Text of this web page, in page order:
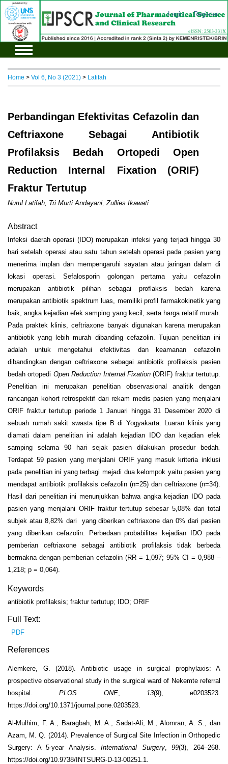
Login Register
Home > Vol 6, No 3 (2021) > Latifah
Perbandingan Efektivitas Cefazolin dan
Ceftriaxone Sebagai Antibiotik
Profilaksis Bedah Ortopedi Open
Reduction Internal Fixation (ORIF)
Fraktur Tertutup
Nurul Latifah, Tri Murti Andayani, Zullies Ikawati
Abstract
Infeksi daerah operasi (IDO) merupakan infeksi yang terjadi hingga 30
hari setelah operasi atau satu tahun setelah operasi pada pasien yang
menerima implan dan mempengaruhi sayatan atau jaringan dalam di
lokasi operasi. Sefalosporin golongan pertama yaitu cefazolin
merupakan antibiotik pilihan sebagai proflaksis bedah karena
merupakan antibiotik spektrum luas, memiliki profil farmakokinetik yang
baik, angka kejadian efek samping yang kecil, serta harga relatif murah.
Pada praktek klinis, ceftriaxone banyak digunakan karena merupakan
antibiotik yang lebih murah dibanding cefazolin. Tujuan penelitian ini
adalah untuk mengetahui efektivitas dan keamanan cefazolin
dibandingkan dengan ceftriaxone sebagai antibiotik profilaksis pasien
bedah ortopedi Open Reduction Internal Fixation(ORIF) fraktur tertutup.
Penelitian ini merupakan penelitian observasional analitik dengan
rancangan kohort retrospektif dari rekam medis pasien yang menjalani
ORIF fraktur tertutup periode 1 Januari hingga 31 Desember 2020 di
sebuah rumah sakit swasta tipe B di Yogyakarta. Luaran klinis yang
diamati dalam penelitian ini adalah kejadian IDO dan kejadian efek
samping selama 90 hari sejak pasien dilakukan prosedur bedah.
Terdapat 59 pasien yang menjalani ORIF yang masuk kriteria inklusi
pada penelitian ini yang terbagi mejadi dua kelompok yaitu pasien yang
mendapat antibiotik profilaksis cefazolin (n=25) dan ceftriaxone (n=34).
Hasil dari penelitian ini menunjukkan bahwa angka kejadian IDO pada
pasien yang menjalani ORIF fraktur tertutup sebesar 5,08% dari total
subjek atau 8,82% dari yang diberikan ceftriaxone dan 0% dari pasien
yang diberikan cefazolin. Perbedaan probabilitas kejadian IDO pada
pemberian ceftriaxone sebagai antibiotik profilaksis tidak berbeda
bermakna dengan pemberian cefazolin (RR = 1,097; 95% CI = 0,988 –
1,218; p = 0,064).
Keywords
antibiotik profilaksis; fraktur tertutup; IDO; ORIF
Full Text:
PDF
References
Alemkere, G. (2018). Antibiotic usage in surgical prophylaxis: A
prospective observational study in the surgical ward of Nekemte referral
hospital.PLOS ONE, 13(9), e0203523.
https://doi.org/10.1371/journal.pone.0203523.
Al-Mulhim, F. A., Baragbah, M. A., Sadat-Ali, M., Alomran, A. S., dan
Azam, M. Q. (2014). Prevalence of Surgical Site Infection in Orthopedic
Surgery: A 5-year Analysis.International Surgery,99(3), 264–268.
https://doi.org/10.9738/INTSURG-D-13-00251.1.